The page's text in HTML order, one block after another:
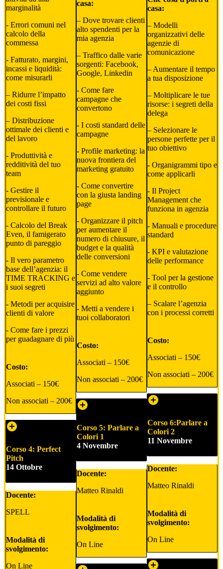
marginalità
​- Errori comuni nel
calcolo della
commessa
​​- Fatturato, margini,
incassi e liquidità:
come misurarli
– Ridurre l’impatto
dei costi fissi
– Distribuzione
ottimale dei clienti e
del lavoro
​- Produttività e
redditività del tuo
team
​​- Gestire il
previsionale e
controllare il futuro
​​- Calcolo del Break
Even, il famigerato
punto di pareggio
​​- Il vero parametro
base dell’agenzia: il
TIME TRACKING e
i suoi segreti
​- Metodi per acquisire
clienti di valore
​- Come fare i prezzi
per guadagnare di più
Costo:
Associati – 150€
Non associati – 200€
Corso 4: Perfect
Pitch
14 Ottobre
Docente:
SPELL
Modalità di
svolgimento:
On Line
casa:
– Dove trovare clienti
alto spendenti per la
mia agenzia
– ​Traffico dalle varie
sorgenti: Facebook,
Google, Linkedin
​- Come fare
campagne che
convertono
​- I costi standard delle
campagne
​- Profile marketing: la
nuova frontiera del
marketing gratuito
​- Come convertire
con la giusta landing
page
​- Organizzare il pitch
per aumentare il
numero di chiusure, il
budget e la qualità
delle conversioni
​- Come vendere
servizi ad alto valore
aggiunto
​- Metti a vendere i
tuoi collaboratori
Costo:
Associati – 150€
Non associati – 200€
Corso 5: Parlare a
Colori 1
4 Novembre
Docente:
Matteo Rinaldi
Modalità di
svolgimento:
On Line
casa:
– Modelli
organizzativi delle
agenzie di
comunicazione
– Aumentare il tempo
a tua disposizione
– Moltiplicare le tue
risorse: i segreti della
delega
– Selezionare le
persone perfette per il
tuo obiettivo
​- Organigrammi tipo e
come applicarli
​- Il Project
Management che
funziona in agenzia
​- Manuali e procedure
standard
​- KPI e valutazione
delle performance
​- Tool per la gestione
e il controllo
– ​Scalare l’agenzia
con i processi corretti
Costo:
Associati – 150€
Non associati – 200€
Corso 6:Parlare a
Colori 2
11 Novembre
Docente:
Matteo Rinaldi
Modalità di
svolgimento:
On Line